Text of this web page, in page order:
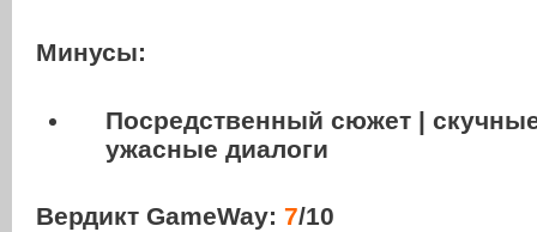
Минусы:
Посредственный сюжет |
ужасные диалоги
Вердикт GameWay: 7/10